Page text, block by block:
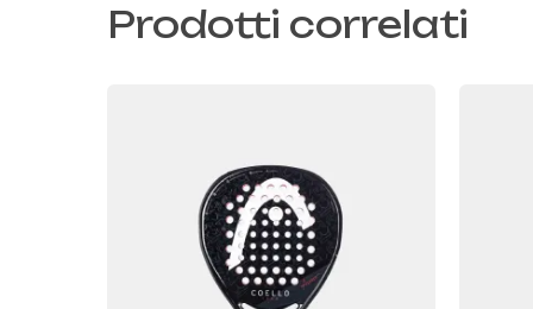
Prodotti correlati